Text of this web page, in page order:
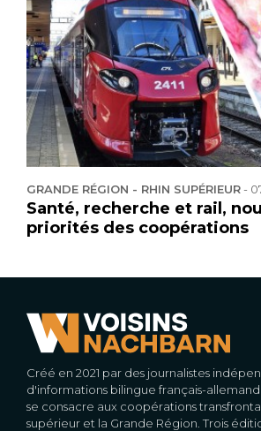
GRANDE RÉGION - RHIN SUPÉRIEUR-
Santé, recherche et rail,
priorités des coopérations
Créé en 2021 par des journalistes
d'informations bilingue français-allemand
se consacre aux coopérations
supérieur et la Grande Région. Trois